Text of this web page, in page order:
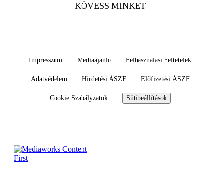
KÖVESS MINKET
Impresszum Médiaajánló Felhasználási Feltételek
Adatvédelem Hirdetési ÁSZF Előfizetési ÁSZF
Cookie Szabályzatok Sütibeállítások